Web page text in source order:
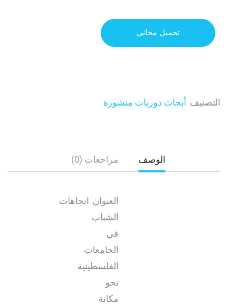
تحميل مجاني
التصنيف: أبحاث دوريات منشورة
الوصف مراجعات (0)
العنوان: اتجاهات
الشباب
في
الجامعات
الفلسطينية
نحو
مكانة